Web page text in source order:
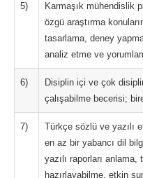
5)
Karmaşık mühendislik
özgü araştırma
tasarlama, deney
analiz etme ve
6)
Disiplin içi ve çok
çalışabilme becerisi;
7)
Türkçe sözlü ve yazılı
en az bir yabancı dil
yazılı raporları anlama,
hazırlayabilme, etkin